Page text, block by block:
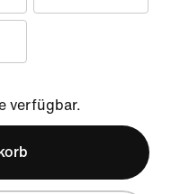
verfügbar.